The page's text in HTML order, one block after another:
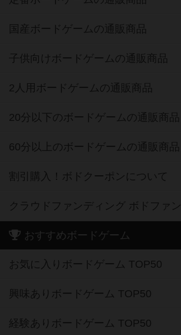
国産ボードゲームの通販商品
子供向けボードゲームの通販商品
2人用ボードゲームの通販商品
20分以下のボードゲームの通販商品
60分以上のボードゲームの通販商品
割引購入！ボドクーポンについて
クラウドファンディング ボドファン
おすすめボードゲーム
お気に入りボードゲーム TOP50
興味ありボードゲーム TOP50
経験ありボードゲーム TOP50